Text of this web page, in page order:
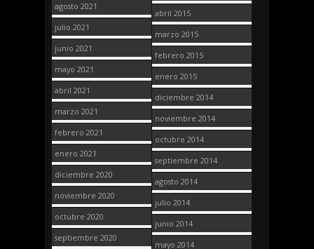
agosto 2021
julio 2021
junio 2021
mayo 2021
abril 2021
marzo 2021
febrero 2021
enero 2021
diciembre 2020
noviembre 2020
octubre 2020
septiembre 2020
abril 2015
marzo 2015
febrero 2015
enero 2015
diciembre 2014
noviembre 2014
octubre 2014
septiembre 2014
agosto 2014
julio 2014
junio 2014
mayo 2014